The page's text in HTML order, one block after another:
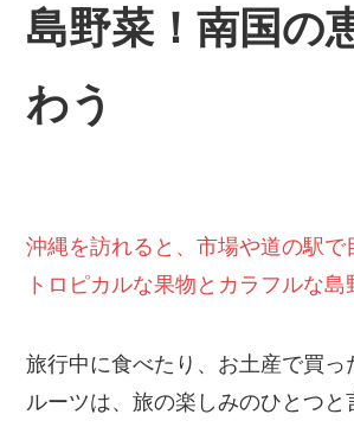
島野菜！南国の
わう
沖縄を訪れると、市場や道の駅で
トロピカルな果物とカラフルな島
旅行中に食べたり、お土産で買
ルーツは、旅の楽しみのひとつと